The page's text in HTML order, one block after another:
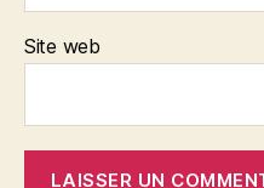
Site web